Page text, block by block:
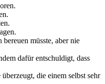
müsste, aber nie
dafür entschuldigt, dass
die einem selbst sehr